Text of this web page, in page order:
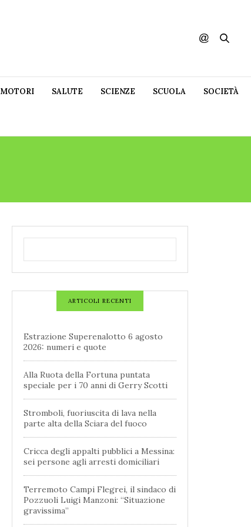
MOTORI SALUTE SCIENZE SCUOLA SOCIETÀ
ARTICOLI RECENTI
Estrazione Superenalotto 6 agosto
2026: numeri e quote
Alla Ruota della Fortuna puntata
speciale per i 70 anni di Gerry Scotti
Stromboli, fuoriuscita di lava nella
parte alta della Sciara del fuoco
Cricca degli appalti pubblici a Messina:
sei persone agli arresti domiciliari
Terremoto Campi Flegrei, il sindaco di
Pozzuoli Luigi Manzoni: “Situazione
gravissima”